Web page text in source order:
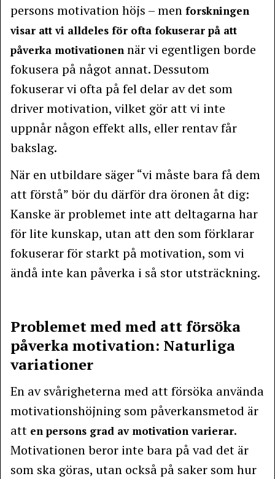
persons motivation höjs – men forskningen
visar att vi alldeles för ofta fokuserar på att
påverka motivationen när vi egentligen borde
fokusera på något annat. Dessutom
fokuserar vi ofta på fel delar av det som
driver motivation, vilket gör att vi inte
uppnår någon effekt alls, eller rentav får
bakslag.
När en utbildare säger “vi måste bara få dem
att förstå” bör du därför dra öronen åt dig:
Kanske är problemet inte att deltagarna har
för lite kunskap, utan att den som förklarar
fokuserar för starkt på motivation, som vi
ändå inte kan påverka i så stor utsträckning.
Problemet med med att försöka
påverka motivation: Naturliga
variationer
En av svårigheterna med att försöka använda
motivationshöjning som påverkansmetod är
att en persons grad av motivation varierar.
Motivationen beror inte bara på vad det är
som ska göras, utan också på saker som hur